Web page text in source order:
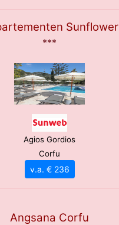
Sunflower
***
Agios Gordios
Corfu
v.a. € 236
Angsana Corfu